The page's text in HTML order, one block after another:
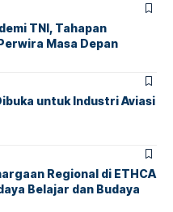
TNI, Tahapan
Masa Depan
untuk Industri Aviasi
Regional di ETHCA
Belajar dan Budaya